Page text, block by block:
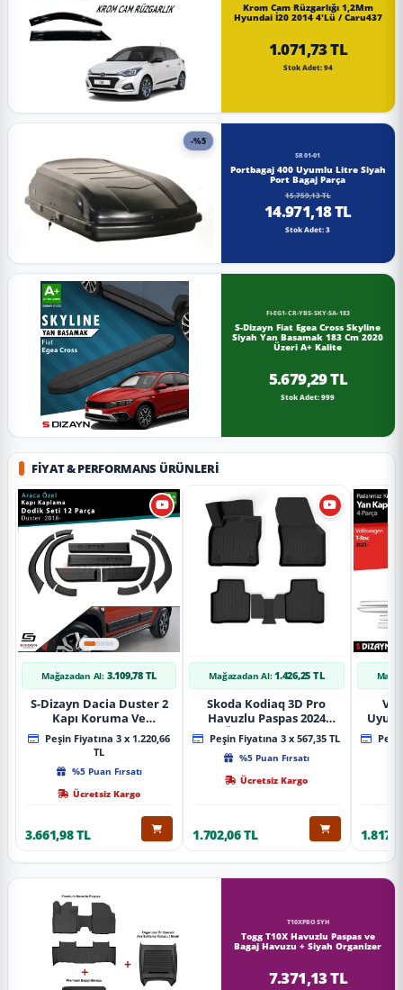
Krom Cam Rüzgarlığı 1,2Mm
Hyundai İ20 2014 4'Lü / Caru437
1.071,73 TL
Stok Adet: 94
-%5
SR01-01
Portbagaj 400 Uyumlu Litre Siyah
Port Bagaj Parça
15.759,13 TL
14.971,18 TL
Stok Adet: 3
FI-EG1-CR-YBS-SKY-SA-183
S-Dizayn Fiat Egea Cross Skyline
Siyah Yan Basamak 183 Cm 2020
Üzeri A+ Kalite
5.679,29 TL
Stok Adet: 999
FIYAT & PERFORMANS ÜRÜNLERI
Mağazadan Al: 3.109,78 TL
S-Dizayn Dacia Duster 2
Kapı Koruma Ve
Çamurluk Kaplaması
Dodik Seti 2018 Üzeri A+
Kalite
Peşin Fiyatına 3 x 1.220,66
TL
%5 Puan Fırsatı
Ücretsiz Kargo
3.661,98 TL
Mağazadan Al: 1.426,25 TL
Skoda Kodiaq 3D Pro
Havuzlu Paspas 2024
Üzeri A+ Kalite
Peşin Fiyatına 3 x 567,35 TL
%5 Puan Fırsatı
Ücretsiz Kargo
1.702,06 TL
Yan
T10XPBOSYH
Togg T10X Havuzlu Paspas ve
Bagaj Havuzu + Siyah Organizer
7.371,13 TL